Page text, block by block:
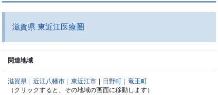
滋賀県 東近江医療圏
関連地域
滋賀県 ｜近江八幡市 ｜東近江市 ｜ 日野町 ｜竜王町
（クリックすると、その地域の画面に移動します）